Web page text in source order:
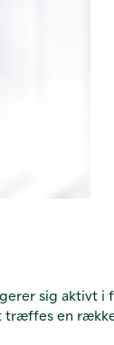
sig aktivt
træffes en